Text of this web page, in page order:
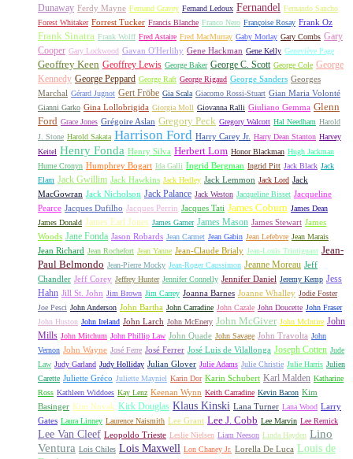
Dunaway Ferdy Mayne Fernand Gravey Fernand Ledoux Fernandel Fernando Sancho
Forest Whitaker Forrest Tucker Francis Blanche Franco Nero Françoise Rosay Frank Oz
Frank Sinatra Frank Wolff Fred Astaire Fred MacMurray Gaby Morlay Gary Combs Gary
Cooper Gary Lockwood Gavan O'Herlihy Gene Hackman Gene Kelly Geneviève Page
Geoffrey Keen Geoffrey Lewis George Baker George C. Scott George Cole George
Kennedy George Peppard George Raft George Rigaud George Sanders Georges
Marchal Gérard Jugnot Gert Fröbe Gia Scala Giacomo Rossi-Stuart Gian Maria Volonté
Gianni Garko Gina Lollobrigida Giorgia Moll Giovanna Ralli Giuliano Gemma Glenn
Ford Grace Jones Grégoire Aslan Gregory Peck Gregory Walcott Hal Needham Harold
J. Stone Harold Sakata Harrison Ford Harry Carey Jr. Harry Dean Stanton Harvey
Keitel Henry Fonda Henry Silva Herbert Lom Honor Blackman Hugh Jackman
Hume Cronyn Humphrey Bogart Ida Galli Ingrid Bergman Ingrid Pitt Jack Black Jack
Elam Jack Gwillim Jack Hawkins Jack Hedley Jack Lemmon Jack Lord Jack
MacGowran Jack Nicholson Jack Palance Jack Weston Jacqueline Bisset Jacqueline
Pearce Jacques Dufilho Jacques Perrin Jacques Tati James Coburn James Dean
James Donald James Earl Jones James Garner James Mason James Stewart James
Woods Jane Fonda Jason Robards Jean Carmet Jean Gabin Jean Lefebvre Jean Marais
Jean Richard Jean Rochefort Jean Yanne Jean-Claude Brialy Jean-Louis Trintignant Jean-
Paul Belmondo Jean-Pierre Mocky Jean-Roger Caussimon Jeanne Moreau Jeff
Chandler Jeff Corey Jeffrey Hunter Jennifer Connelly Jennifer Daniel Jeremy Kemp Jess
Hahn Jill St. John Jim Brown Jim Carrey Joanna Barnes Joanne Whalley Jodie Foster
Joe Pesci John Anderson John Bartha John Carradine John Cazale John Doucette John Fraser
John Huston John Ireland John Larch John McEnery John McGiver John McIntire John
Mills John Mitchum John Phillip Law John Quade John Savage John Travolta John
Vernon John Wayne José Ferre José Ferrer José Luis de Vilallonga Joseph Cotten Jude
Law Judy Garland Judy Holliday Julian Glover Julie Adams Julie Christie Julie Harris Julien
Carette Juliette Gréco Juliette Mayniel Karin Dor Karin Schubert Karl Malden Katharine
Ross Kathleen Widdoes Kay Lenz Keenan Wynn Keith Carradine Kevin Bacon Kim
Basinger Kim Novak Kirk Douglas Klaus Kinski Lana Turner Lana Wood Larry
Gates Laura Linney Laurence Naismith Lee Grant Lee J. Cobb Lee Marvin Lee Remick
Lee Van Cleef Leopoldo Trieste Leslie Nielsen Liam Neeson Linda Hayden Lino
Ventura Lois Chiles Lois Maxwell Lon Chaney Jr. Lorella De Luca Louis de